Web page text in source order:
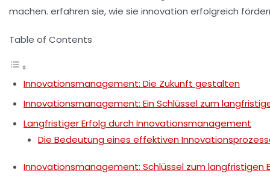
Table of Contents
Innovationsmanagement: Die Zukunft gestalten
Innovationsmanagement: Ein Schlüssel zum
Langfristiger Erfolg durch Innovationsmanagement
Die Bedeutung eines effektiven
Innovationsmanagement: Schlüssel zum langfristigen